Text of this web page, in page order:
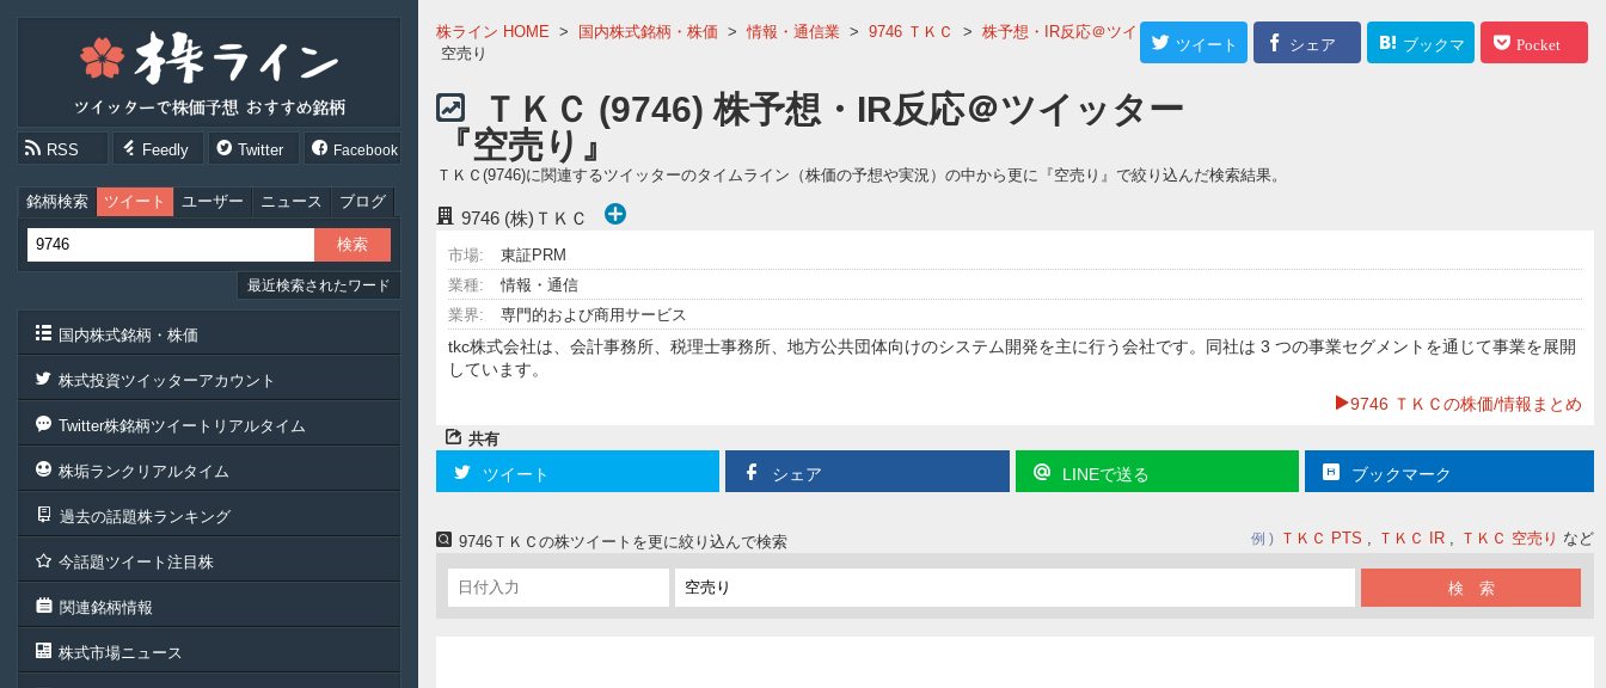
RSS Feedly Twitter Facebook
銘柄検索 ツイート ユーザー ニュース ブログ
最近検索されたワード
国内株式銘柄・株価
株式投資ツイッターアカウント
Twitter株銘柄ツイートリアルタイム
株垢ランクリアルタイム
過去の話題株ランキング
今話題ツイート注目株
関連銘柄情報
株式市場ニュース
株ライン HOME > 国内株式銘柄・株価 > 情報・通信業 > 9746 ＴＫＣ > 株予想・IR反応＠ツイッター
空売り
ツイート シェア ブックマ Pocket
ＴＫＣ (9746) 株予想・IR反応＠ツイッター
『空売り』
ＴＫＣ(9746)に関連するツイッターのタイムライン（株価の予想や実況）の中から更に『空売り』で絞り込んだ検索結果。
9746 (株)ＴＫＣ
市場:
東証PRM
業種:
情報・通信
業界:
専門的および商用サービス
tkc株式会社は、会計事務所、税理士事務所、地方公共団体向けのシステム開発を主に行う会社です。同社は 3 つの事業セグメントを通じて事業を展開
しています。
9746 ＴＫＣの株価/情報まとめ
共有
ツイート シェア LINEで送る ブックマーク
9746ＴＫＣの株ツイートを更に絞り込んで検索 例 ＴＫＣ PTS ＴＫＣ IR ＴＫＣ 空売り など